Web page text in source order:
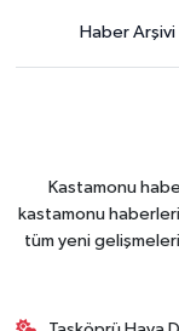
Haber Arşivi
Kastamonu
kastamonu
tüm yeni